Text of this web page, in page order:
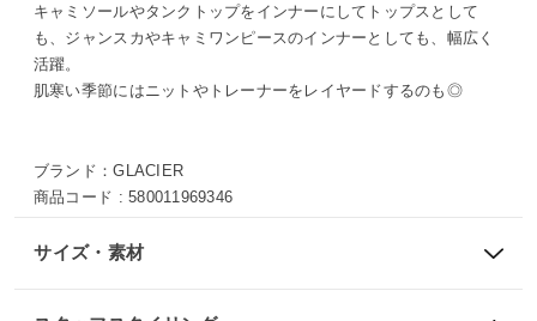
キャミソールやタンクトップをインナーにしてトップスとして
も、ジャンスカやキャミワンピースのインナーとしても、幅広く
活躍。
肌寒い季節にはニットやトレーナーをレイヤードするのも◎
ブランド：GLACIER
商品コード :580011969346
サイズ・素材